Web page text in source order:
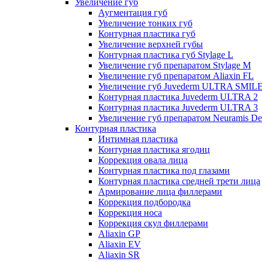
Увеличение губ
Аугментация губ
Увеличение тонких губ
Контурная пластика губ
Увеличение верхней губы
Контурная пластика губ Stylage L
Увеличение губ препаратом Stylage M
Увеличение губ препаратом Aliaxin FL
Увеличение губ Juvederm ULTRA
Контурная пластика Juvederm ULTRA 2
Контурная пластика Juvederm ULTRA 3
Увеличение губ препаратом Neuramis
Контурная пластика
Интимная пластика
Контурная пластика ягодиц
Коррекция овала лица
Контурная пластика под глазами
Контурная пластика средней трети лица
Армирование лица филлерами
Коррекция подбородка
Коррекция носа
Коррекция скул филлерами
Aliaxin GP
Aliaxin EV
Aliaxin SR